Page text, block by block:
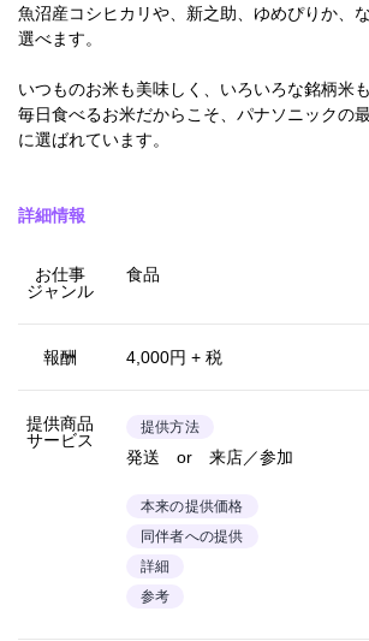
魚沼産コシヒカリや、新之助、ゆめぴりか、
選べます。
いつものお米も美味しく、いろいろな銘柄米
毎日食べるお米だからこそ、パナソニックの
に選ばれています。
詳細情報
お仕事
ジャンル
食品
報酬 4,000円 + 税
提供商品
サービス
提供方法
発送 or 来店／参加
本来の提供価格
同伴者への提供
詳細
参考